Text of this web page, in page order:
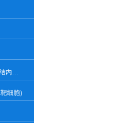
SVEC4-10小鼠淋巴结内皮细胞
细胞)